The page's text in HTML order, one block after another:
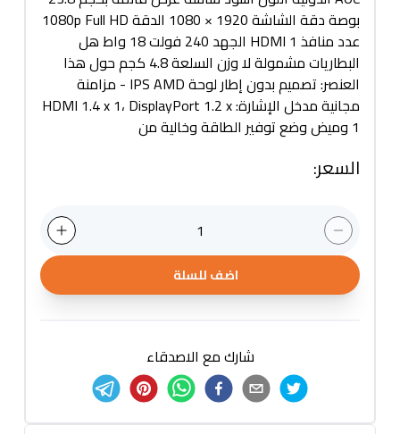
بوصة دقة الشاشة 1920 × 1080 الدقة 1080p Full HD
عدد منافذ HDMI 1 الجهد 240 فولت 18 واط هل
البطاريات مشمولة لا وزن السلعة 4.8 كجم حول هذا
العنصر: تصميم بدون إطار لوحة IPS AMD - مزامنة
مجانية مدخل الإشارة: HDMI 1.4 x 1، DisplayPort 1.2 x
1 وميض وضع توفير الطاقة وخالية من
السعر:
1
اضف للسلة
شارك مع الاصدقاء